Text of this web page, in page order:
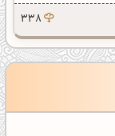
338